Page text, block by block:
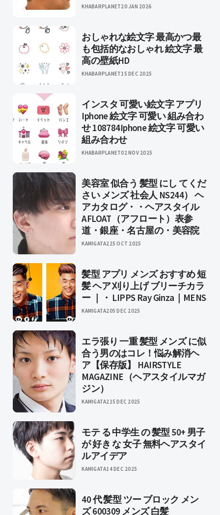
KHABARPLANET20 JAN 2026
おしゃれな絵文字 最高かつ最
も包括的なおしゃれ 絵文字 最
高の壁紙HD
KHABARPLANET15 DEC 2025
インスタ 可愛い絵文字 アプリ
Iphone 絵文字 可愛い 組み合わ
せ 108784Iphone 絵文字 可愛い
組み合わせ
KHABARPLANET02 NOV 2025
美容室 似合う 髪型 にし てくだ
さい メンズ 社会人 NS244） ヘ
アカタログ・・ヘアスタイル
AFLOAT（アフロート）表参
道・銀座・名古屋の・美容院
KAMIGATA225 OCT 2025
髪型 アプリ メンズ おすすめ 短
髪 ヘア 刈り上げ ブリーチカラ
ー ｜・ LIPPS Ray Ginza｜MENS
KAMIGATA205 DEC 2025
エラ張り 一重 髪型 メンズ に似
合う男のはコレ！悩み解消ヘ
ア【保存版】 HAIRSTYLE
MAGAZINE（ヘアスタイルマガ
ジン）
KAMIGATA215 DEC 2025
モテ る 中学生 の 髪型 50+ 男子
が 好き な 女子 無料ヘアスタイ
ルアイデア
KAMIGATA14 DEC 2025
40 代 髪型 ツー ブロック メン
ズ 600309 メンズ 白髪